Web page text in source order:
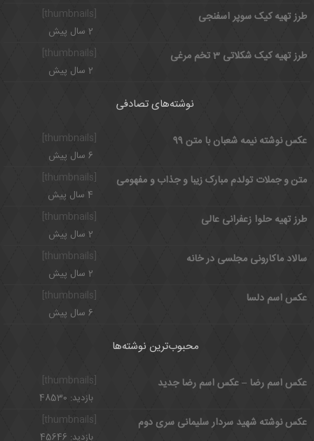
[thumbnails]
طرز تهیه کیک سوپر اسفنجی
2 سال پیش
طرز تهیه کیک شکلاتی 3 تخم مرغی
2 سال پیش
نوشته‌های تصادفی
[thumbnails] عکس نوشته نیمه شعبان با متن 99
6 سال پیش
متن و جملات تولدم مبارک زیبا و جذاب و مفهومی
4 سال پیش
[thumbnails]
طرز تهیه حلوا زعفرانی عالی
2 سال پیش
سالاد ماکارونی مجلسی در خانه
2 سال پیش
عکس اسم دلسا
6 سال پیش
محبوب‌ترین نوشته‌ها
عکس اسم رضا – عکس اسم رضا جدید
بازدید: 48530
[thumbnails]
عکس نوشته شهید سردار سلیمانی سری دوم
بازدید: 45646